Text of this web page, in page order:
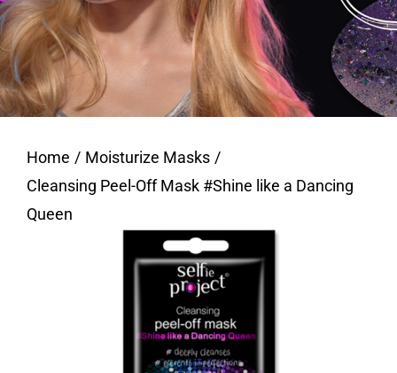
Home
Moisturize Masks
Cleansing Peel-Off Mask #Shine like a Dancing
Queen